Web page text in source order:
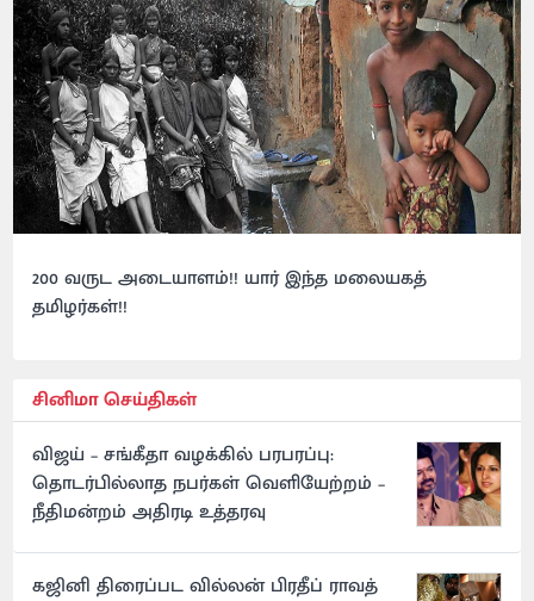
200 வருட அடையாளம்!! யார் இந்த மலையகத்
தமிழர்கள்!!
சினிமா செய்திகள்
விஜய் – சங்கீதா வழக்கில் பரபரப்பு:
தொடர்பில்லாத நபர்கள் வெளியேற்றம் –
நீதிமன்றம் அதிரடி உத்தரவு
கஜினி திரைப்பட வில்லன் பிரதீப் ராவத்